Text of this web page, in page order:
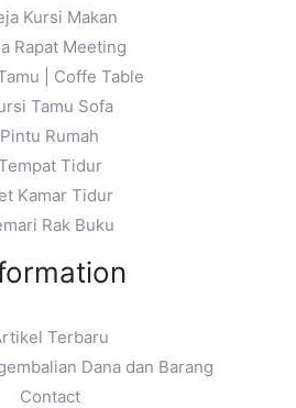
Kursi Makan
Rapat Meeting
| Coffe Table
Tamu Sofa
Pintu Rumah
Tidur
Kamar Tidur
Rak Buku
Terbaru
Dana dan Barang
Contact